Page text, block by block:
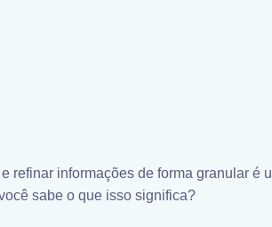
refinar informações de forma granular
sabe o que isso significa?